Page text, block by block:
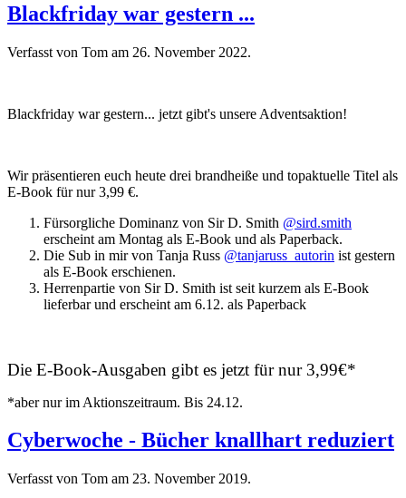
Blackfriday war gestern ...
Verfasst von Tom am 26. November 2022.
Blackfriday war gestern... jetzt gibt's unsere Adventsaktion!
Wir präsentieren euch heute drei brandheiße und topaktuelle Titel als
E-Book für nur 3,99 €.
Fürsorgliche Dominanz von Sir D. Smith @sird.smith
erscheint am Montag als E-Book und als Paperback.
Die Sub in mir von Tanja Russ @tanjaruss_autorin ist gestern
als E-Book erschienen.
Herrenpartie von Sir D. Smith ist seit kurzem als E-Book
lieferbar und erscheint am 6.12. als Paperback
Die E-Book-Ausgaben gibt es jetzt für nur 3,99€*
*aber nur im Aktionszeitraum. Bis 24.12.
Cyberwoche - Bücher knallhart reduziert
Verfasst von Tom am 23. November 2019.